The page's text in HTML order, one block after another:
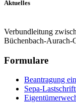
Aktuelles
Verbundleitung
Büchenbach-Aurach-
Formulare
Beantragung
Sepa-